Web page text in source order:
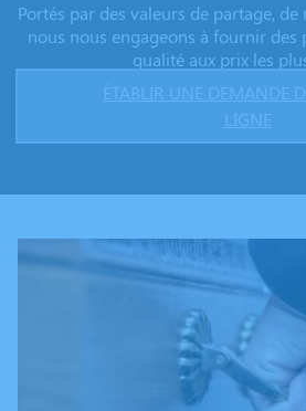
Portés par des valeurs de partage, de
nous nous engageons à fournir des
qualité aux prix les
ÉTABLIR UNE DEMANDE
LIGNE